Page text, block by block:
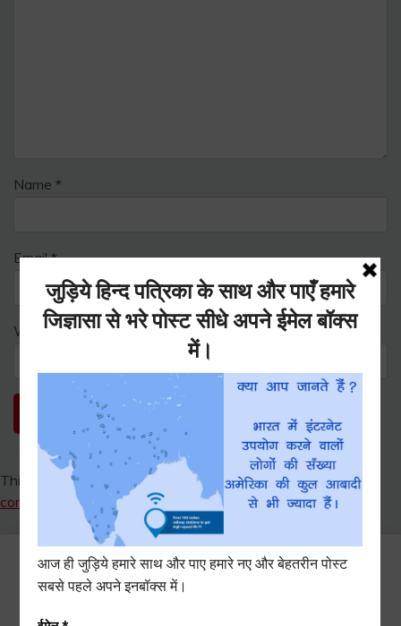
Name *
Email*
Website
This site uses Akismet to reduce spam.Learn how your
comment data is processed.
Search
for: